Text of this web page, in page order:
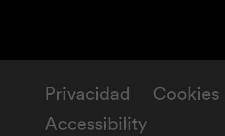
Privacidad
Cookies
Accessibility